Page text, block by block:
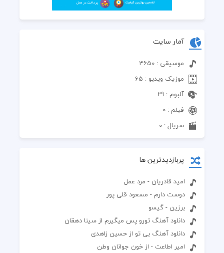
آمار سایت
موسیقی : 3650
موزیک ویدیو : 65
آلبوم : 29
فیلم : 0
سریال : 0
پربازدیدترین ها
امید قادریان - مرد عمل
دوست دارم - مسعود قلی پور
برزین - گیسو
دانلود آهنگ تورو پس میگیرم از سینا دهقان
دانلود آهنگ بی تو از حسین زاهدی
امیر اطاعت - از خون جوانان وطن